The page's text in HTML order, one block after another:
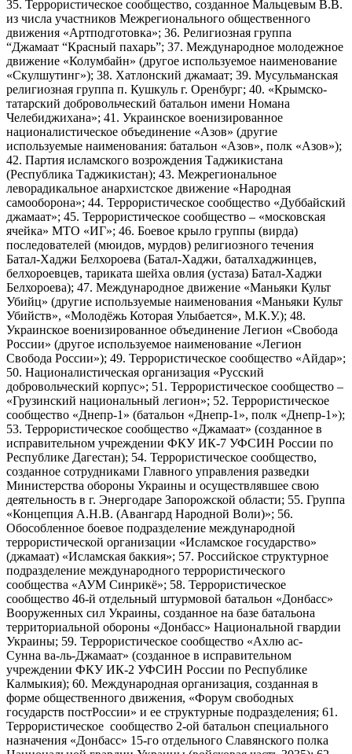
35. Террористическое сообщество, созданное Мальцевым В.В.
из числа участников Межрегионального общественного
движения «Артподготовка»; 36. Религиозная группа
“Джамаат “Красный пахарь”; 37. Международное молодежное
движение «Колумбайн» (другое используемое наименование
«Скулшутинг»); 38. Хатлонский джамаат; 39. Мусульманская
религиозная группа п. Кушкуль г. Оренбург; 40. «Крымско-
татарский добровольческий батальон имени Номана
Челебиджихана»; 41. Украинское военизированное
националистическое объединение «Азов» (другие
используемые наименования: батальон «Азов», полк «Азов»);
42. Партия исламского возрождения Таджикистана
(Республика Таджикистан); 43. Межрегиональное
леворадикальное анархистское движение «Народная
самооборона»; 44. Террористическое сообщество «Дуббайский
джамаат»; 45. Террористическое сообщество – «московская
ячейка» МТО «ИГ»; 46. Боевое крыло группы (вирда)
последователей (мюидов, мурдов) религиозного течения
Батал-Хаджи Белхороева (Батал-Хаджи, баталхаджинцев,
белхороевцев, тариката шейха овлия (устаза) Батал-Хаджи
Белхороева); 47. Международное движение «Маньяки Культ
Убийц» (другие используемые наименования «Маньяки Культ
Убийств», «Молодёжь Которая Улыбается», М.К.У.); 48.
Украинское военизированное объединение Легион «Свобода
России» (другое используемое наименование «Легион
Свобода России»); 49. Террористическое сообщество «Айдар»;
50. Националистическая организация «Русский
добровольческий корпус»; 51. Террористическое сообщество –
«Грузинский национальный легион»; 52. Террористическое
сообщество «Днепр-1» (батальон «Днепр-1», полк «Днепр-1»);
53. Террористическое сообщество «Джамаат» (созданное в
исправительном учреждении ФКУ ИК-7 УФСИН России по
Республике Дагестан); 54. Террористическое сообщество,
созданное сотрудниками Главного управления разведки
Министерства обороны Украины и осуществлявшее свою
деятельность в г. Энергодаре Запорожской области; 55. Группа
«Концепция А.Н.В. (Авангард Народной Воли)»; 56.
Обособленное боевое подразделение международной
террористической организации «Исламское государство»
(джамаат) «Исламская баккия»; 57. Российское структурное
подразделение международного террористического
сообщества «АУМ Синрикё»; 58. Террористическое
сообщество 46-й отдельный штурмовой батальон «Донбасс»
Вооруженных сил Украины, созданное на базе батальона
территориальной обороны «Донбасс» Национальной гвардии
Украины; 59. Террористическое сообщество «Ахлю ас-
Сунна ва-ль-Джамаат» (созданное в исправительном
учреждении ФКУ ИК-2 УФСИН России по Республике
Калмыкия); 60. Международная организация, созданная в
форме общественного движения, «Форум свободных
государств постРоссии» и ее структурные подразделения; 61.
Террористическое сообщество 2-ой батальон специального
назначения «Донбасс» 15-го отдельного Славянского полка